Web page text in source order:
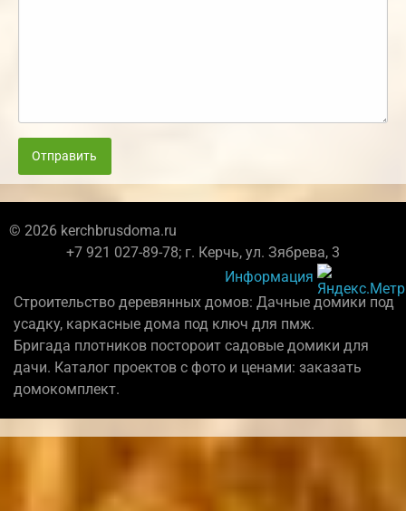
Отправить
© 2026 kerchbrusdoma.ru
+7 921 027-89-78; г. Керчь, ул. Зябрева, 3
Информация
Строительство деревянных домов: Дачные домики под
усадку, каркасные дома под ключ для пмж.
Бригада плотников постороит садовые домики для
дачи. Каталог проектов с фото и ценами: заказать
домокомплект.